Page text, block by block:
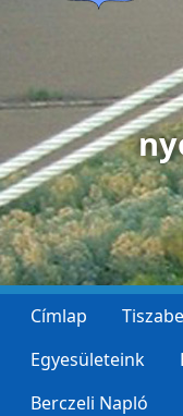
Címlap
Egyesületeink
Berczeli Napló